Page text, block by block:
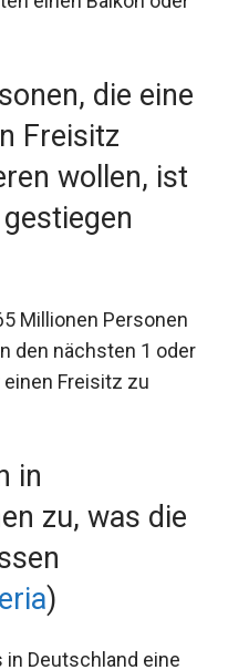
die eine
Freisitz
wollen, ist
Millionen Personen
den nächsten 1 oder
Freisitz zu
in
zu, was die
)
in Deutschland eine